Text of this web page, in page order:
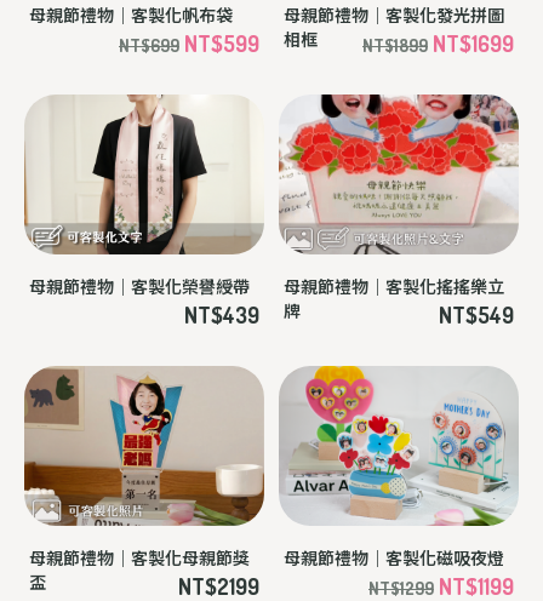
母親節禮物｜客製化帆布袋
NT$699 NT$599
母親節禮物｜客製化發光拼圖
相框
NT$1899 NT$1699
母親節禮物｜客製化榮譽綬帶
NT$439
母親節禮物｜客製化搖搖樂立
牌
NT$549
母親節禮物｜客製化母親節獎
盃
NT$2199
母親節禮物｜客製化磁吸夜燈
NT$1299 NT$1199